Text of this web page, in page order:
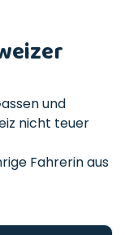
und
nicht teuer
Fahrerin aus